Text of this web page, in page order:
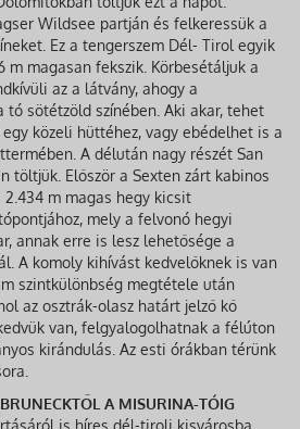
Wildsee partján és felkeressük a
Ez a tengerszem Dél- Tirol egyik
m magasan fekszik. Körbesétáljuk a
az a látvány, ahogy a
tó sötétzöld színében. Aki akar, tehet
közeli hüttéhez, vagy ebédelhet is a
A délután nagy részét San
töltjük. Először a Sexten zárt kabinos
m magas hegy kicsit
mely a felvonó hegyi
annak erre is lesz lehetősége a
A komoly kihívást kedvelőknek is van
szintkülönbség megtétele után
az osztrák-olasz határt jelző kő
van, felgyalogolhatnak a félúton
kirándulás. Az esti órákban térünk
A MISURINA-TÓIG